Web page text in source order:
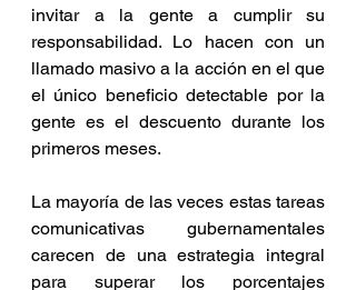
invitar a la gente a cumplir su
responsabilidad. Lo hacen con un
llamado masivo a la acción en el que
el único beneficio detectable por la
gente es el descuento durante los
primeros meses.
La mayoría de las veces estas tareas
comunicativas gubernamentales
carecen de una estrategia integral
para superar los porcentajes